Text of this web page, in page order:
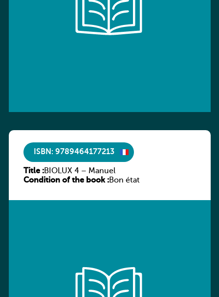
ISBN: 9789464177213
Title :BIOLUX 4 – Manuel
Condition of the book :Bon état